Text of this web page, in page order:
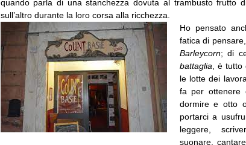
quando parla di una stanchezza dovuta al trambusto frutto
sull’altro durante la loro corsa alla ricchezza.
Ho pensato
fatica di
Barleycorn; di
battaglia, è tutto
le lotte dei
fa per ottenere
dormire e otto
portarci a
leggere,
suonare,